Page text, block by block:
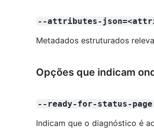
--attributes-
Metadados estruturados
Opções que indicam
--ready-for-status-page
Indicam que o diagnóstico é